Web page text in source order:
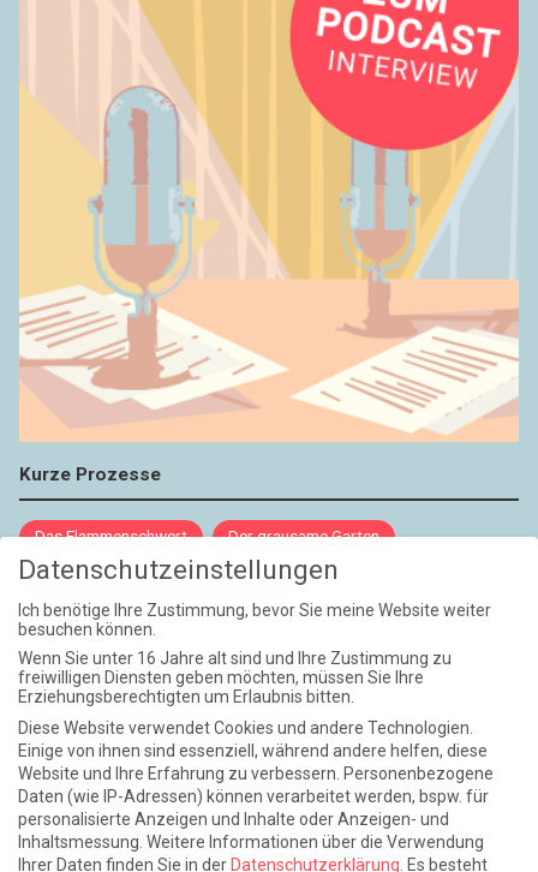
Kurze Prozesse
Das Flammenschwert Der grausame Garten
NIEMALS UND AUCH DANN NICHT
Weite Reisen
Atlantische Turbulenzen DIE ELF
Die Zeit der Ringelblumen ist vorbei Europa im Kopf
Fast am Ziel Frühling in Florenz In der Blase
Leben lernen / Ein Versuch Trinken. Träumen. Trösten.
Datenschutzeinstellungen
Ich benötige Ihre Zustimmung, bevor Sie meine Website weiter
besuchen können.
Wenn Sie unter 16 Jahre alt sind und Ihre Zustimmung zu
freiwilligen Diensten geben möchten, müssen Sie Ihre
Erziehungsberechtigten um Erlaubnis bitten.
Diese Website verwendet Cookies und andere Technologien.
Einige von ihnen sind essenziell, während andere helfen, diese
Website und Ihre Erfahrung zu verbessern. Personenbezogene
Daten (wie IP-Adressen) können verarbeitet werden, bspw. für
personalisierte Anzeigen und Inhalte oder Anzeigen- und
Inhaltsmessung. Weitere Informationen über die Verwendung
Ihrer Daten finden Sie in der Datenschutzerklärung Es besteht